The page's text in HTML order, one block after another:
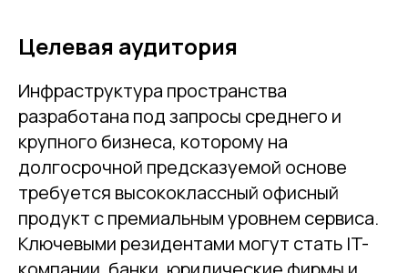
Целевая аудитория
Инфраструктура пространства
разработана под запросы среднего и
крупного бизнеса, которому на
долгосрочной предсказуемой основе
требуется высококлассный офисный
продукт с премиальным уровнем сервиса.
Ключевыми резидентами могут стать IT-